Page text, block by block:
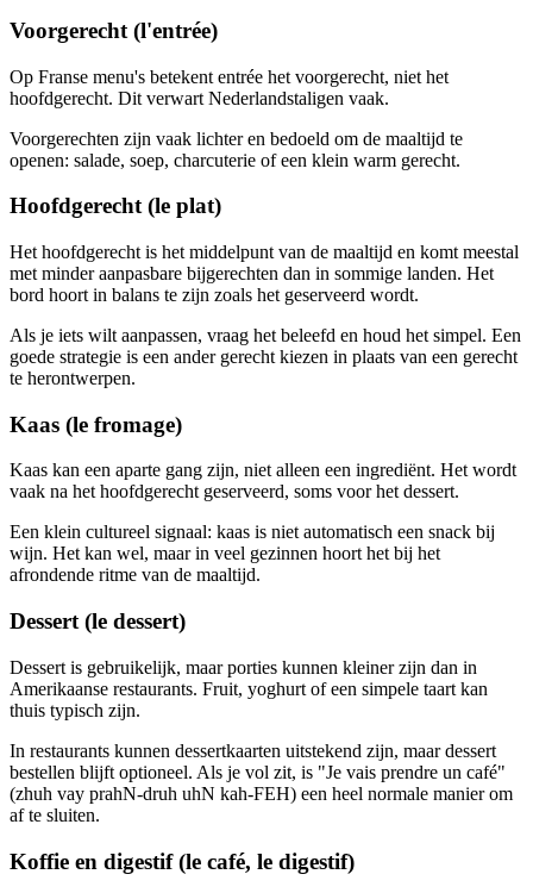
Voorgerecht (l'entrée)
Op Franse menu's betekent entrée het voorgerecht, niet het
hoofdgerecht. Dit verwart Nederlandstaligen vaak.
Voorgerechten zijn vaak lichter en bedoeld om de maaltijd te
openen: salade, soep, charcuterie of een klein warm gerecht.
Hoofdgerecht (le plat)
Het hoofdgerecht is het middelpunt van de maaltijd en komt meestal
met minder aanpasbare bijgerechten dan in sommige landen. Het
bord hoort in balans te zijn zoals het geserveerd wordt.
Als je iets wilt aanpassen, vraag het beleefd en houd het simpel. Een
goede strategie is een ander gerecht kiezen in plaats van een gerecht
te herontwerpen.
Kaas (le fromage)
Kaas kan een aparte gang zijn, niet alleen een ingrediënt. Het wordt
vaak na het hoofdgerecht geserveerd, soms voor het dessert.
Een klein cultureel signaal: kaas is niet automatisch een snack bij
wijn. Het kan wel, maar in veel gezinnen hoort het bij het
afrondende ritme van de maaltijd.
Dessert (le dessert)
Dessert is gebruikelijk, maar porties kunnen kleiner zijn dan in
Amerikaanse restaurants. Fruit, yoghurt of een simpele taart kan
thuis typisch zijn.
In restaurants kunnen dessertkaarten uitstekend zijn, maar dessert
bestellen blijft optioneel. Als je vol zit, is "Je vais prendre un café"
(zhuh vay prahN-druh uhN kah-FEH) een heel normale manier om
af te sluiten.
Koffie en digestif (le café, le digestif)